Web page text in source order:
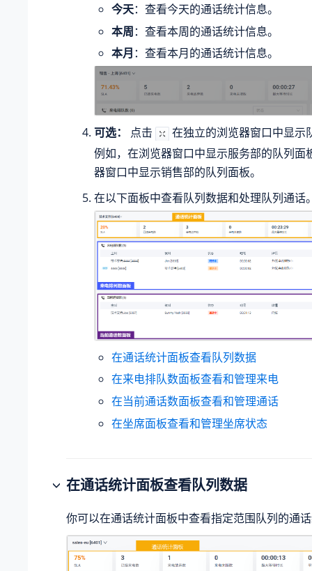
今天：查看今天的通话统计信息。
本周：查看本周的通话统计信息。
本月 ：查看本月的通话统计信息。
可选： 点击
在独立的浏览器窗口中显示
例如，在浏览器窗口中显示服务部的队列面
器窗口中显示销售部的队列面板。
在以下面板中查看队列数据和处理队列通话
在通话统计面板查看队列数据
在来电排队数面板查看和管理来电
在当前通话数面板查看和管理通话
在坐席面板查看和管理坐席状态
在通话统计面板查看队列数据
你可以在通话统计面板中查看指定范围队列的通